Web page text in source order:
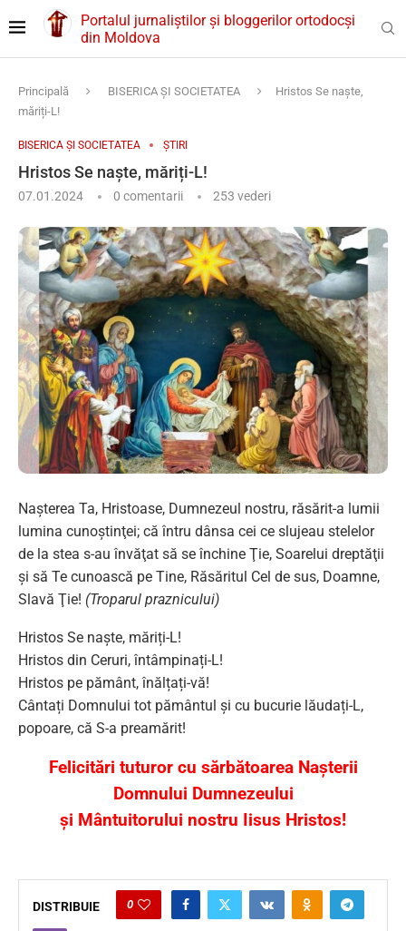
Portalul jurnaliștilor și bloggerilor ortodocși
din Moldova
Principală BISERICA ȘI SOCIETATEA
Hristos Se naște,
măriți-L!
BISERICA ȘI SOCIETATEA ȘTIRI
Hristos Se naște, măriți-L!
07.01.2024 0 comentarii 253 vederi
Naşterea Ta, Hristoase, Dumnezeul nostru, răsărit-a lumii
lumina cunoştinţei; că întru dânsa cei ce slujeau stelelor
de la stea s-au învăţat să se închine Ţie, Soarelui dreptăţii
şi să Te cunoască pe Tine, Răsăritul Cel de sus, Doamne,
Slavă Ţie! (Troparul praznicului)
Hristos Se naște, măriți-L!
Hristos din Ceruri, întâmpinați-L!
Hristos pe pământ, înălțați-vă!
Cântați Domnului tot pământul și cu bucurie lăudați-L,
popoare, că S-a preamărit!
Felicitări tuturor cu sărbătoarea Nașterii
Domnului Dumnezeului
și Mântuitorului nostru Iisus Hristos!
DISTRIBUIE 0